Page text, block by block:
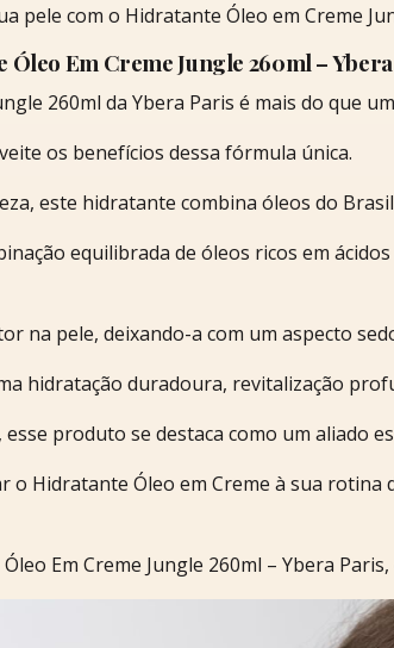
pele com o Hidratante Óleo em Creme
Em Creme Jungle 260ml –
260ml da Ybera Paris é mais do que
os benefícios dessa fórmula única.
este hidratante combina óleos do
equilibrada de óleos ricos em
na pele, deixando-a com um aspecto
hidratação duradoura, revitalização
esse produto se destaca como um aliado
Hidratante Óleo em Creme à sua
Em Creme Jungle 260ml – Ybera